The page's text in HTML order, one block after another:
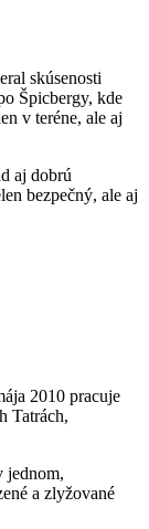
skúsenosti
Špicbergy, kde
v teréne, ale aj
aj dobrú
bezpečný, ale aj
2010 pracuje
Tatrách,
jednom,
a zlyžované